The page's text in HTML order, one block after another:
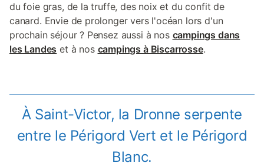
du foie gras, de la truffe, des noix et du confit de
canard. Envie de prolonger vers l'océan lors d'un
prochain séjour ? Pensez aussi à nos campings dans
les Landes et à nos campings à Biscarrosse.
À Saint-Victor, la Dronne serpente
entre le Périgord Vert et le Périgord
Blanc.